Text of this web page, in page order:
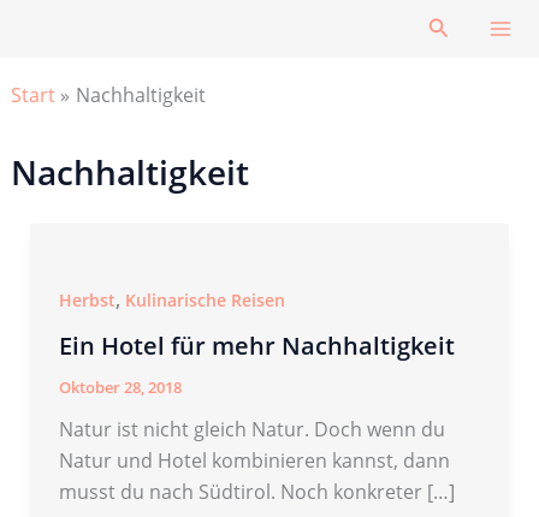
Suchen
Start Nachhaltigkeit
Nachhaltigkeit
Herbst, Kulinarische Reisen
Ein Hotel für mehr Nachhaltigkeit
Oktober 28, 2018
Natur ist nicht gleich Natur. Doch wenn du
Natur und Hotel kombinieren kannst, dann
musst du nach Südtirol. Noch konkreter […]